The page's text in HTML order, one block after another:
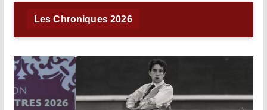
Les Chroniques 2026